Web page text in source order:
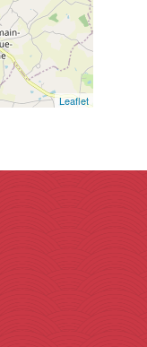
Leaflet